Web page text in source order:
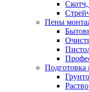
Скотч,
Пены
Подготовка